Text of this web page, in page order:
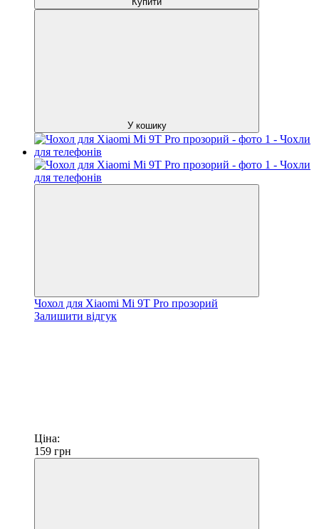
У кошику
Чохол для Xiaomi Mi 9T Pro прозорий
Залишити відгук
Ціна:
159 грн